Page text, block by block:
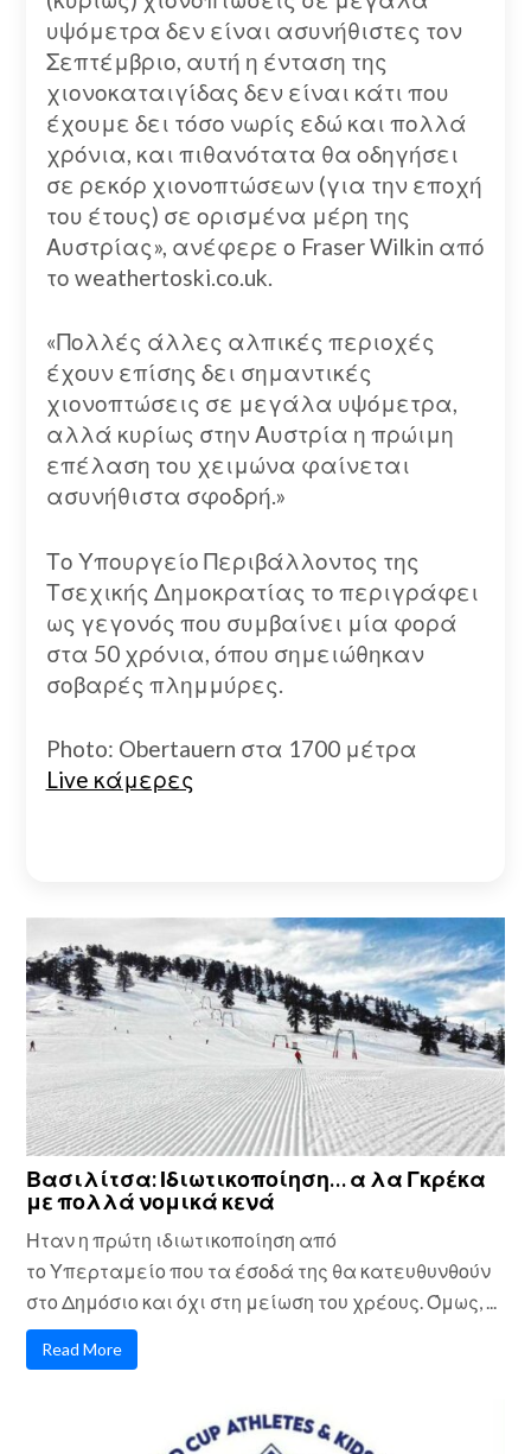
υψόμετρα δεν είναι ασυνήθιστες τον
Σεπτέμβριο, αυτή η ένταση της
χιονοκαταιγίδας δεν είναι κάτι που
έχουμε δει τόσο νωρίς εδώ και πολλά
χρόνια, και πιθανότατα θα οδηγήσει
σε ρεκόρ χιονοπτώσεων (για την εποχή
του έτους) σε ορισμένα μέρη της
Αυστρίας», ανέφερε ο Fraser Wilkin από
το weathertoski.co.uk.
«Πολλές άλλες αλπικές περιοχές
έχουν επίσης δει σημαντικές
χιονοπτώσεις σε μεγάλα υψόμετρα,
αλλά κυρίως στην Αυστρία η πρώιμη
επέλαση του χειμώνα φαίνεται
ασυνήθιστα σφοδρή.»
Το Υπουργείο Περιβάλλοντος της
Τσεχικής Δημοκρατίας το περιγράφει
ως γεγονός που συμβαίνει μία φορά
στα 50 χρόνια, όπου σημειώθηκαν
σοβαρές πλημμύρες.
Photo: Obertauern στα 1700 μέτρα
Live κάμερες
Βασιλίτσα: Ιδιωτικοποίηση… α λα Γκρέκα
με πολλά νομικά κενά
Ηταν η πρώτη ιδιωτικοποίηση από
το Υπερταμείο που τα έσοδά της θα κατευθυνθούν
στο Δημόσιο και όχι στη μείωση του χρέους. Όμως, ...
Read More